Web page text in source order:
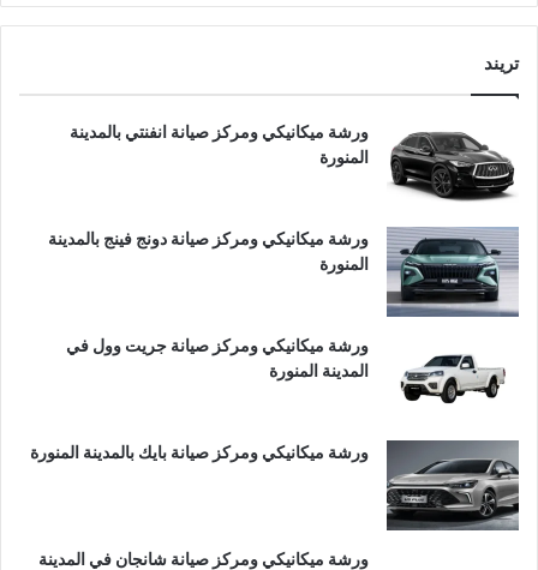
تريند
ورشة ميكانيكي ومركز صيانة انفنتي بالمدينة
المنورة
ورشة ميكانيكي ومركز صيانة دونج فينج بالمدينة
المنورة
ورشة ميكانيكي ومركز صيانة جريت وول في
المدينة المنورة
ورشة ميكانيكي ومركز صيانة بايك بالمدينة المنورة
ورشة ميكانيكي ومركز صيانة شانجان في المدينة